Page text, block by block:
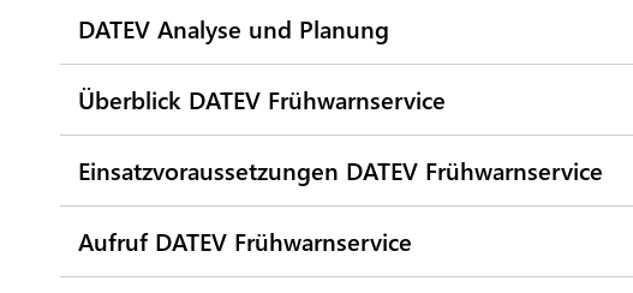
DATEV Analyse und Planung
Überblick DATEV Frühwarnservice
Einsatzvoraussetzungen DATEV Frühwarnservice
Aufruf DATEV Frühwarnservice